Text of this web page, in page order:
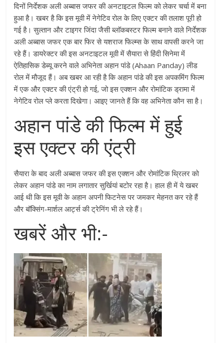
दिनों निर्देशक अली अब्बास जफर की अनटाइटल फिल्म को लेकर चर्चा में बना
हुआ है। खबर है कि इस मूवी में नेगेटिव रोल के लिए एक्टर की तलाश पूरी हो
गई है। सुल्तान और टाइगर जिंदा जैसी ब्लॉकबस्टर फिल्म बनाने वाले निर्देशक
अली अब्बास जफर एक बार फिर से यशराज फिल्म्स के साथ वापसी करने जा
रहे हैं। डायरेक्टर की इस अनटाइटल मूवी में सैयारा से हिंदी सिनेमा में
ऐतिहासिक डेब्यू करने वाले अभिनेता अहान पांडे (Ahaan Panday) लीड
रोल में मौजूद हैं। अब खबर आ रही है कि अहान पांडे की इस अपकमिंग फिल्म
में एक और एक्टर की एंट्री हो गई, जो इस एक्शन और रोमांटिक ड्रामा में
नेगेटिव रोल प्ले करता दिखेगा। आइए जानते हैं कि वह अभिनेता कौन सा है।
अहान पांडे की फिल्म में हुई
इस एक्टर की एंट्री
सैयारा के बाद अली अब्बास जफर की इस एक्शन और रोमांटिक थ्रिलर को
लेकर अहान पांडे का नाम लगातार सुर्खियां बटोर रहा है। हाल ही में ये खबर
आई थी कि इस मूवी के अहान अपनी फिटनेस पर जमकर मेहनत कर रहे हैं
और बॉक्सिंग-मार्शल आर्ट्स की ट्रेनिंग भी ले रहे हैं।
खबरें और भी:-